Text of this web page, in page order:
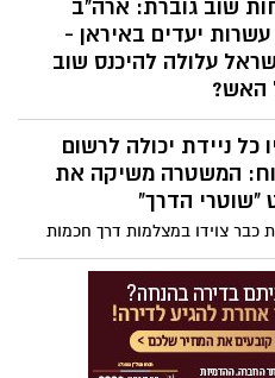
הניצחון המרשים העניק לה את
העולם שתתקיים בספטמבר
שוב גוברת: ארה"ב
יעדים באיראן -
עלולה להיכנס שוב
האש?
של רגיעה יחסית, העימות בין
לאיראן עולה שוב מדרגה.
גל תקיפות נרחב נגד עשרות
באיראן, בטהרן מבטיחים
כל ניידת יכולה לרשום
המשטרה משיקה את
"שוטרי הדרך"
כבר צוידו במצלמות דרך חכמות
תנועה בזמן אמת, ובהמשך
למאות ניידות נוספות. במשטרה
הגברת ההרתעה, אך יש גם מי
מפני גל של ערעורים ועומס על בתי